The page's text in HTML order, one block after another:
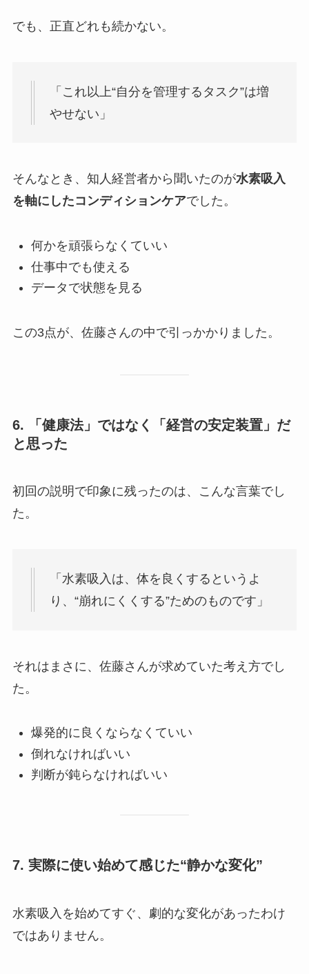
でも、正直どれも続かない。
「これ以上“自分を管理するタスク”は増
やせない」
そんなとき、知人経営者から聞いたのが水素吸入
を軸にしたコンディションケアでした。
何かを頑張らなくていい
仕事中でも使える
データで状態を見る
この3点が、佐藤さんの中で引っかかりました。
6. 「健康法」ではなく「経営の安定装置」だ
と思った
初回の説明で印象に残ったのは、こんな言葉でし
た。
「水素吸入は、体を良くするというよ
り、“崩れにくくする”ためのものです」
それはまさに、佐藤さんが求めていた考え方でし
た。
爆発的に良くならなくていい
倒れなければいい
判断が鈍らなければいい
7. 実際に使い始めて感じた“静かな変化”
水素吸入を始めてすぐ、劇的な変化があったわけ
ではありません。